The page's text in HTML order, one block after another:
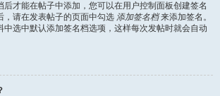
后才能在帖子中添加，您可以在用户控制面板创建签名
，请在发表帖子的页面中勾选 添加签名档来添加签名。
中选中默认添加签名档选项，这样每次发帖时就会自动